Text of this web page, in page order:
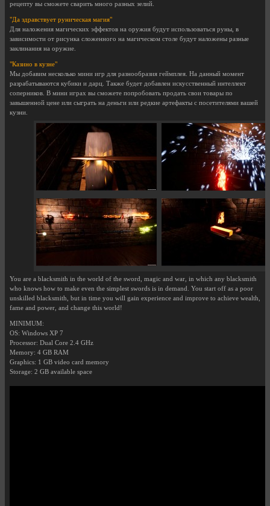
рецепту вы сможете сварить много разных зелий.
"Да здравствует руническая магия"
Для наложения магических эффектов на оружия будут использоваться руны, в
зависимости от рисунка сложенного на магическом столе будут наложены разные
заклинания на оружие.
"Казино в кузне"
Мы добавим несколько мини игр для разнообразия геймплея. На данный момент
разрабатываются кубики и дарц. Также будет добавлен искусственный интеллект
соперников. В мини играх вы сможете попробовать продать свои товары по
завышенной цене или сыграть на деньги или редкие артефакты с посетителями вашей
кузни.
You are a blacksmith in the world of the sword, magic and war, in which any blacksmith
who knows how to make even the simplest swords is in demand. You start off as a poor
unskilled blacksmith, but in time you will gain experience and improve to achieve wealth,
fame and power, and change this world!
MINIMUM:
OS: Windows XP 7
Processor: Dual Core 2.4 GHz
Memory: 4 GB RAM
Graphics: 1 GB video card memory
Storage: 2 GB available space